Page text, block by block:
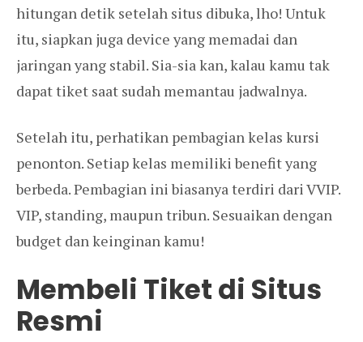
hitungan detik setelah situs dibuka, lho! Untuk
itu, siapkan juga device yang memadai dan
jaringan yang stabil. Sia-sia kan, kalau kamu tak
dapat tiket saat sudah memantau jadwalnya.
Setelah itu, perhatikan pembagian kelas kursi
penonton. Setiap kelas memiliki benefit yang
berbeda. Pembagian ini biasanya terdiri dari VVIP.
VIP, standing, maupun tribun. Sesuaikan dengan
budget dan keinginan kamu!
Membeli Tiket di Situs
Resmi